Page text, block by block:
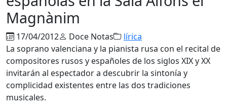
Magnànim
17/04/2012 Doce Notas
lírica
La soprano valenciana y la pianista rusa con el recital de
compositores rusos y españoles de los siglos XIX y XX
invitarán al espectador a descubrir la sintonía y
complicidad existentes entre las dos tradiciones
musicales.